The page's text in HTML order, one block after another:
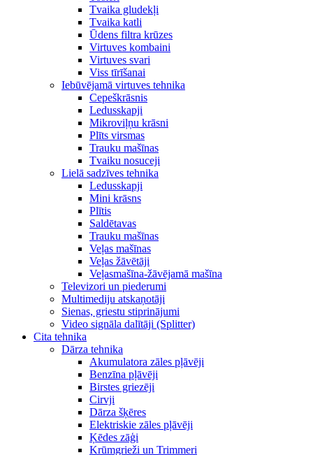
Tvaika gludekļi
Tvaika katli
Ūdens filtra krūzes
Virtuves kombaini
Virtuves svari
Viss tīrīšanai
Iebūvējamā virtuves tehnika
Cepeškrāsnis
Ledusskapji
Mikroviļņu krāsni
Plīts virsmas
Trauku mašīnas
Tvaiku nosuceji
Lielā sadzīves tehnika
Ledusskapji
Mini krāsns
Plītis
Saldētavas
Trauku mašīnas
Veļas mašīnas
Veļas žāvētāji
Veļasmašīna-žāvējamā mašīna
Televizori un piederumi
Multimediju atskaņotāji
Sienas, griestu stiprinājumi
Video signāla dalītāji (Splitter)
Cita tehnika
Dārza tehnika
Akumulatora zāles pļāvēji
Benzīna pļāvēji
Birstes griezēji
Cirvji
Dārza šķēres
Elektriskie zāles pļāvēji
Ķēdes zāģi
Krūmgrieži un Trimmeri